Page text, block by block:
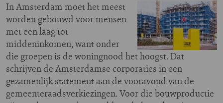
In Amsterdam moet het meest
worden gebouwd voor mensen
met een laag tot
middeninkomen, want onder
die groepen is de woningnood het hoogst. Dat
schrijven de Amsterdamse corporaties in een
gezamenlijk statement aan de vooravond van de
gemeenteraadsverkiezingen. Voor die bouwproductie